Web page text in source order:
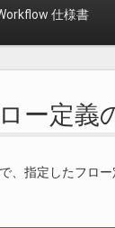
仕様書
ー定義
、指定したフロ